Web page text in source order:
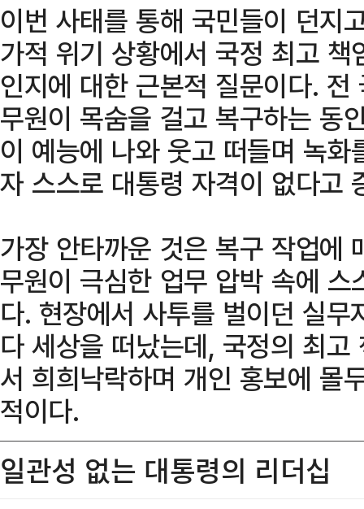
이번 사태를 통해 국민들이 던지
가적 위기 상황에서 국정 최고
인지에 대한 근본적 질문이다.
무원이 목숨을 걸고 복구하는 동
이 예능에 나와 웃고 떠들며 녹
자 스스로 대통령 자격이 없다고
가장 안타까운 것은 복구 작업에
무원이 극심한 업무 압박 속에
다. 현장에서 사투를 벌이던 실
다 세상을 떠났는데, 국정의 최
서 희희낙락하며 개인 홍보에 몰
적이다.
일관성 없는 대통령의 리더십